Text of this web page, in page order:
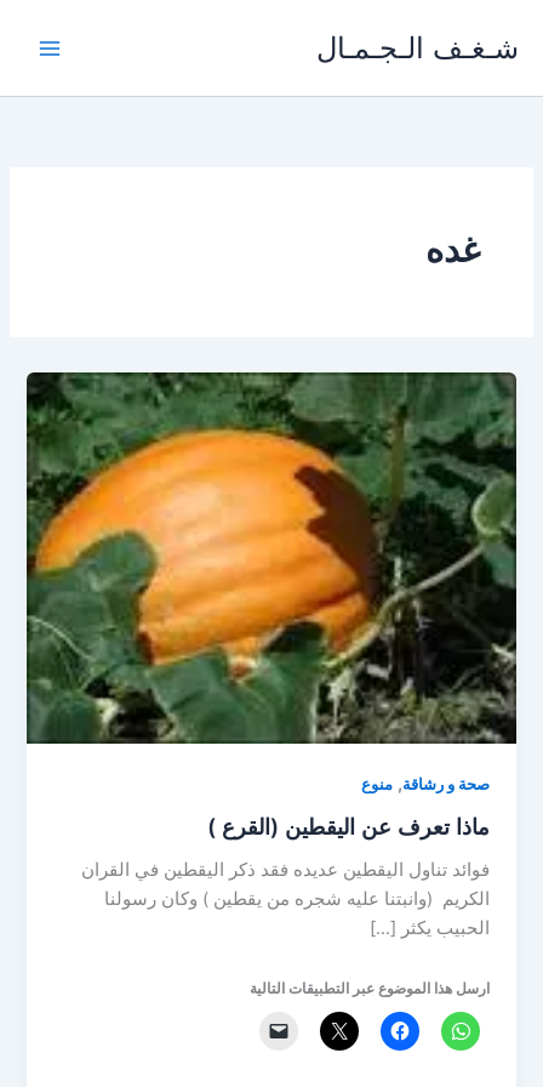
شـغـف الـجـمـال
غده
صحة و رشاقة,منوع
ماذا تعرف عن اليقطين (القرع )
فوائد تناول اليقطين عديده فقد ذكر اليقطين في القران
الكريم (وانبتنا عليه شجره من يقطين ) وكان رسولنا
الحبيب يكثر […]
ارسل هذا الموضوع عبر التطبيقات التالية